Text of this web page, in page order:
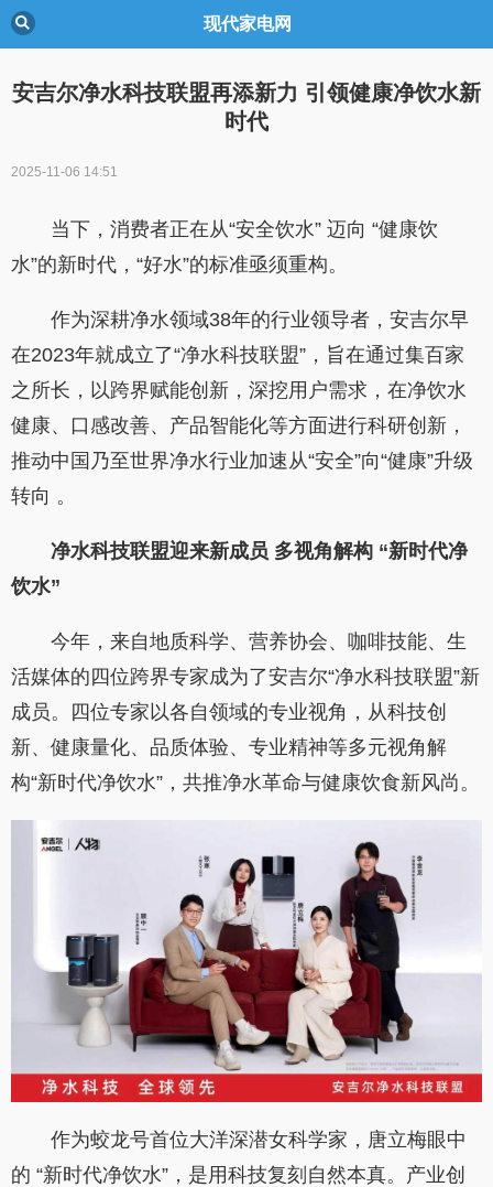
现代家电网
安吉尔净水科技联盟再添新力 引领健康净饮水新
时代
2025-11-06 14:51
当下，消费者正在从“安全饮水” 迈向 “健康饮
水”的新时代，“好水”的标准亟须重构。
作为深耕净水领域38年的行业领导者，安吉尔早
在2023年就成立了“净水科技联盟”，旨在通过集百家
之所长，以跨界赋能创新，深挖用户需求，在净饮水
健康、口感改善、产品智能化等方面进行科研创新，
推动中国乃至世界净水行业加速从“安全”向“健康”升级
转向 。
净水科技联盟迎来新成员 多视角解构 “新时代净
饮水”
今年，来自地质科学、营养协会、咖啡技能、生
活媒体的四位跨界专家成为了安吉尔“净水科技联盟”新
成员。四位专家以各自领域的专业视角，从科技创
新、健康量化、品质体验、专业精神等多元视角解
构“新时代净饮水”，共推净水革命与健康饮食新风尚。
作为蛟龙号首位大洋深潜女科学家，唐立梅眼中
的 “新时代净饮水”，是用科技复刻自然本真。产业创